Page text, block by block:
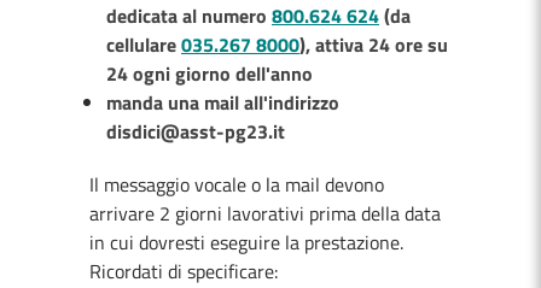
dedicata al numero 800.624 624(da
cellulare035.267 8000), attiva 24 ore su
24 ogni giorno dell'anno
manda una mailall'indirizzo
disdici@asst-pg23.it
Il messaggio vocale o la mail devono
arrivare 2 giorni lavorativi prima della data
in cui dovresti eseguire la prestazione.
Ricordati di specificare: